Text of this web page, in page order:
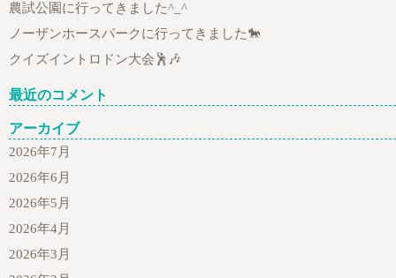
農試公園に行ってきました^_^
ノーザンホースパークに行ってきました🐎
クイズイントロドン大会🕺🎶
最近のコメント
アーカイブ
2026年7月
2026年6月
2026年5月
2026年4月
2026年3月